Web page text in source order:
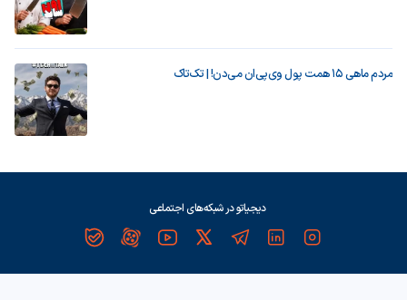
مردم ماهی ۱۵ همت پول وی‌پی‌ان می‌دن! | تک‌تاک
دیجیاتو در شبکه‌های اجتماعی